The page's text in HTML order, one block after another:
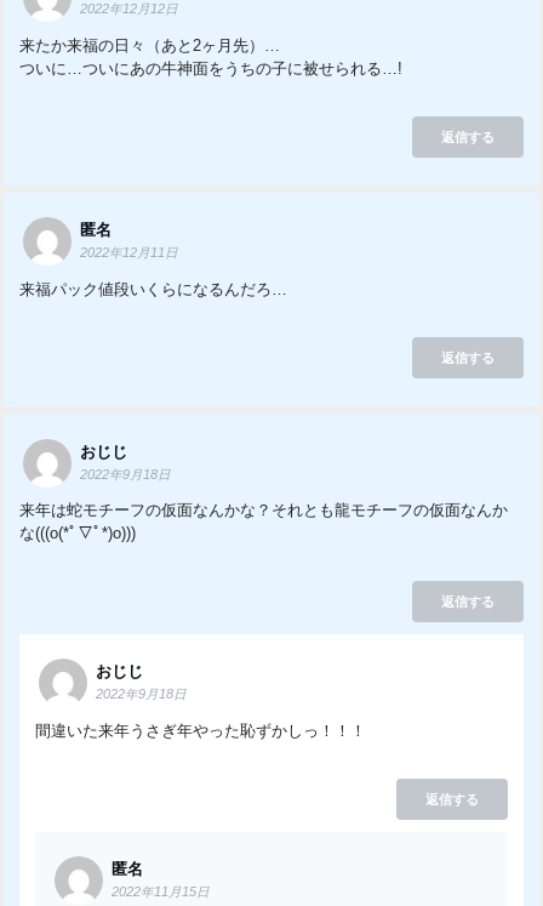
2022年12月12日
来たか来福の日々（あと2ヶ月先）…
ついに…ついにあの牛神面をうちの子に被せられる…!
返信する
匿名
2022年12月11日
来福パック値段いくらになるんだろ…
返信する
おじじ
2022年9月18日
来年は蛇モチーフの仮面なんかな？それとも龍モチーフの仮面なんか
な(((o(*ﾟ▽ﾟ*)o)))
返信する
おじじ
2022年9月18日
間違いた来年うさぎ年やった恥ずかしっ！！！
返信する
匿名
2022年11月15日